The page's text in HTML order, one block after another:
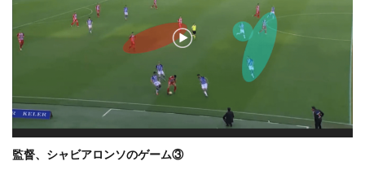
監督、シャビアロンソのゲーム③